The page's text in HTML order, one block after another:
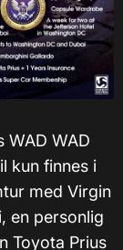
WAD WAD
kun finnes i
med Virgin
en personlig
Toyota Prius